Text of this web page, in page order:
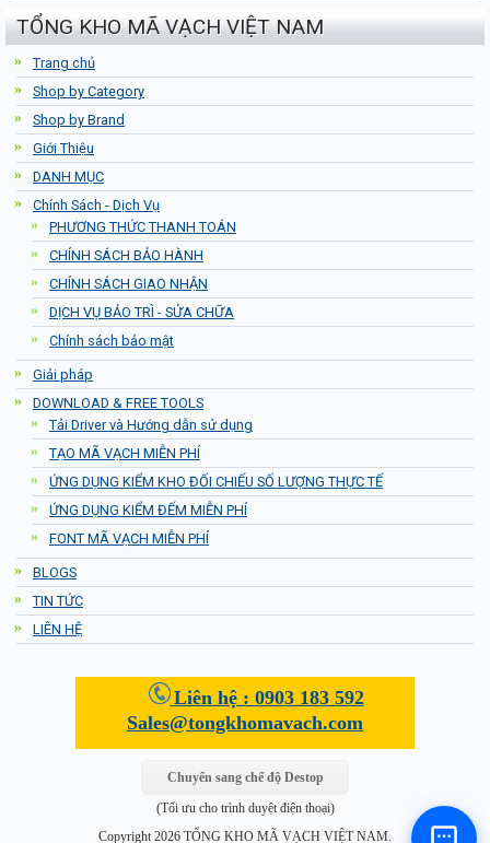
TỔNG KHO MÃ VẠCH VIỆT NAM
Trang chủ
Shop by Category
Shop by Brand
Giới Thiệu
DANH MỤC
Chính Sách - Dịch Vụ
PHƯƠNG THỨC THANH TOÁN
CHÍNH SÁCH BẢO HÀNH
CHÍNH SÁCH GIAO NHẬN
DỊCH VỤ BẢO TRÌ - SỬA CHỮA
Chính sách bảo mật
Giải pháp
DOWNLOAD & FREE TOOLS
Tải Driver và Hướng dẫn sử dụng
TẠO MÃ VẠCH MIỄN PHÍ
ỨNG DỤNG KIỂM KHO ĐỐI CHIẾU SỐ LƯỢNG THỰC TẾ
ỨNG DỤNG KIỂM ĐẾM MIỄN PHÍ
FONT MÃ VẠCH MIỄN PHÍ
BLOGS
TIN TỨC
LIÊN HỆ
Liên hệ : 0903 183 592
Sales@tongkhomavach.com
Chuyển sang chế độ Destop
(Tối ưu cho trình duyệt điện thoại)
Copyright 2026 TỔNG KHO MÃ VẠCH VIỆT NAM.